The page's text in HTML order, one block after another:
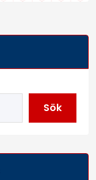
Sök